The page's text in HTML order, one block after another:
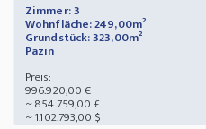
Zimmer: 3
Wohnfläche: 249,00m²
Grundstück: 323,00m²
Pazin
Preis:
996.920,00 €
~ 854.759,00 £
~ 1.102.793,00 $